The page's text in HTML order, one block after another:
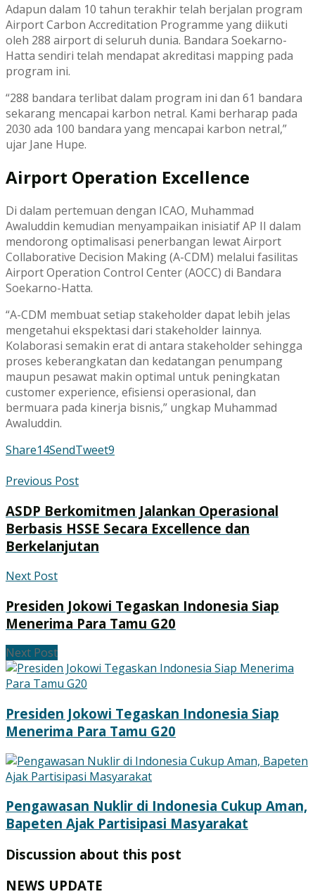
Adapun dalam 10 tahun terakhir telah berjalan program
Airport Carbon Accreditation Programme yang diikuti
oleh 288 airport di seluruh dunia. Bandara Soekarno-
Hatta sendiri telah mendapat akreditasi mapping pada
program ini.
“288 bandara terlibat dalam program ini dan 61 bandara
sekarang mencapai karbon netral. Kami berharap pada
2030 ada 100 bandara yang mencapai karbon netral,”
ujar Jane Hupe.
Airport Operation Excellence
Di dalam pertemuan dengan ICAO, Muhammad
Awaluddin kemudian menyampaikan inisiatif AP II dalam
mendorong optimalisasi penerbangan lewat Airport
Collaborative Decision Making (A-CDM) melalui fasilitas
Airport Operation Control Center (AOCC) di Bandara
Soekarno-Hatta.
“A-CDM membuat setiap stakeholder dapat lebih jelas
mengetahui ekspektasi dari stakeholder lainnya.
Kolaborasi semakin erat di antara stakeholder sehingga
proses keberangkatan dan kedatangan penumpang
maupun pesawat makin optimal untuk peningkatan
customer experience, efisiensi operasional, dan
bermuara pada kinerja bisnis,” ungkap Muhammad
Awaluddin.
Share14SendTweet9
Previous Post
ASDP Berkomitmen Jalankan Operasional
Berbasis HSSE Secara Excellence dan
Berkelanjutan
Next Post
Presiden Jokowi Tegaskan Indonesia Siap
Menerima Para Tamu G20
Next Post
Presiden Jokowi Tegaskan Indonesia Siap
Menerima Para Tamu G20
Pengawasan Nuklir di Indonesia Cukup Aman,
Bapeten Ajak Partisipasi Masyarakat
Discussion about this post
NEWS UPDATE